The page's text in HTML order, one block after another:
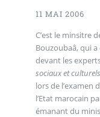
11 MAI 2006
C’est le minsitre
Bouzoubaâ, qui
devant les
sociaux et culturels
lors de
l’Etat marocain
émanant du